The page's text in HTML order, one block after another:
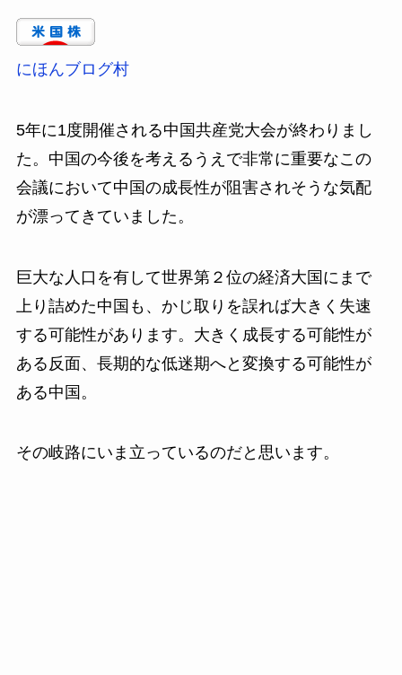
にほんブログ村
5年に1度開催される中国共産党大会が終わりまし
た。中国の今後を考えるうえで非常に重要なこの
会議において中国の成長性が阻害されそうな気配
が漂ってきていました。
巨大な人口を有して世界第２位の経済大国にまで
上り詰めた中国も、かじ取りを誤れば大きく失速
する可能性があります。大きく成長する可能性が
ある反面、長期的な低迷期へと変換する可能性が
ある中国。
その岐路にいま立っているのだと思います。